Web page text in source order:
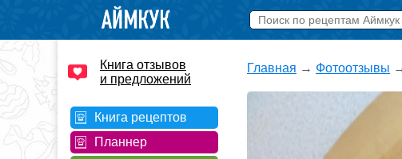
Книга отзывов
и предложений
Книга рецептов
Планнер
Главная → Фотоотзывы